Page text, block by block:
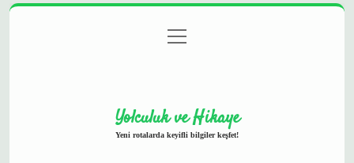
Gizlilik Politikası
menüyü
aç
Yolculuk ve Hikaye
Yeni rotalarda keyifli bilgiler keşfet!